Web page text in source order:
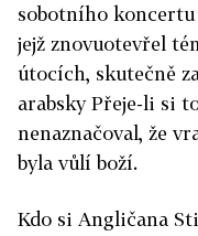
sobotního koncertu
jejž znovuotevřel
útocích, skutečně
arabsky Přeje-li si
nenaznačoval, že
byla vůlí boží.
Kdo si Angličana